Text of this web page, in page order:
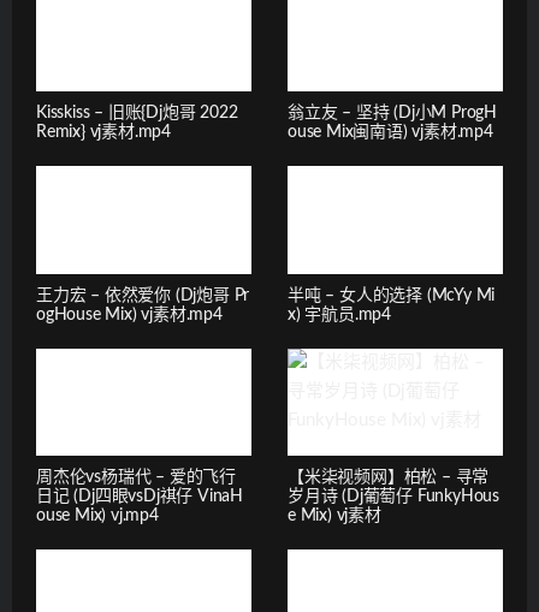
Kisskiss – 旧账{Dj炮哥 2022
Remix} vj素材.mp4
翁立友 – 坚持 (Dj小M ProgH
ouse Mix闽南语) vj素材.mp4
王力宏 – 依然爱你 (Dj炮哥 Pr
ogHouse Mix) vj素材.mp4
半吨 – 女人的选择 (McYy Mi
x) 宇航员.mp4
周杰伦vs杨瑞代 – 爱的飞行
日记 (Dj四眼vsDj祺仔 VinaH
ouse Mix) vj.mp4
【米柒视频网】柏松 – 寻常
岁月诗 (Dj葡萄仔 FunkyHous
e Mix) vj素材